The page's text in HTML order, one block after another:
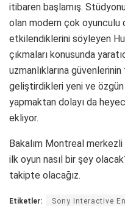
itibaren başlamış.
olan modern çok oyunculu
etkilendiklerini söyleyen
çıkmaları konusunda
uzmanlıklarına
geliştirdikleri yeni ve
yapmaktan dolayı da
ekliyor.
Bakalım Montreal merkezli
ilk oyun nasıl bir şey
takipte olacağız.
Etiketler: Sony Interactive